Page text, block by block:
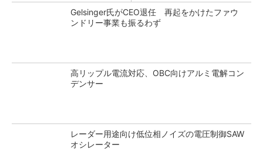
Gelsinger氏がCEO退任 再起をかけたファウ
ンドリー事業も振るわず
高リップル電流対応、OBC向けアルミ電解コン
デンサー
レーダー用途向け低位相ノイズの電圧制御SAW
オシレーター